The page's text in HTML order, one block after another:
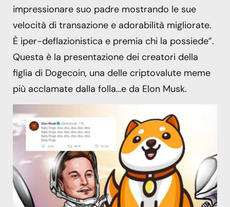
impressionare suo padre mostrando le sue
velocità di transazione e adorabilità migliorate.
È iper-deflazionistica e premia chi la possiede”.
Questa è la presentazione dei creatori della
figlia di Dogecoin, una delle criptovalute meme
più acclamate dalla folla…e da Elon Musk.